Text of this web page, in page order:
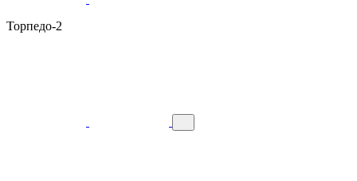
Торпедо-2